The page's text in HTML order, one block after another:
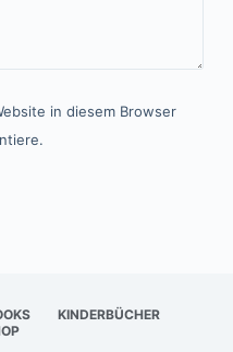
in diesem Browser
KINDERBÜCHER